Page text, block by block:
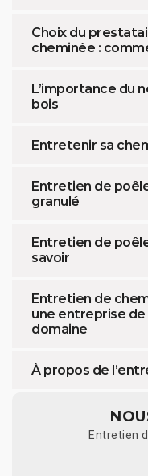
Choix du
cheminée :
L’importance du
bois
Entretenir sa
Entretien de
granulé
Entretien de
savoir
Entretien de
une entreprise
domaine
À propos de
Entretien